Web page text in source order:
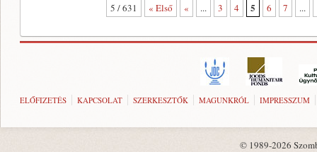
5 / 631 « Első « ... 3 4 5 6 7 ...
ELŐFIZETÉS KAPCSOLAT SZERKESZTŐK MAGUNKRÓL IMPRESSZUM
© 1989-2026